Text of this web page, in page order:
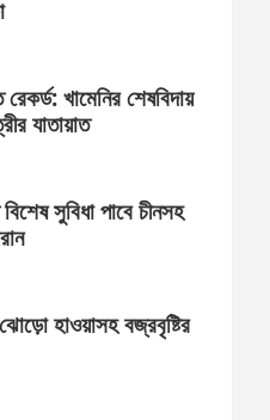
খামেনির শেষবিদায়
যাতায়াত
সুবিধা পাবে চীনসহ
হাওয়াসহ বজ্রবৃষ্টির